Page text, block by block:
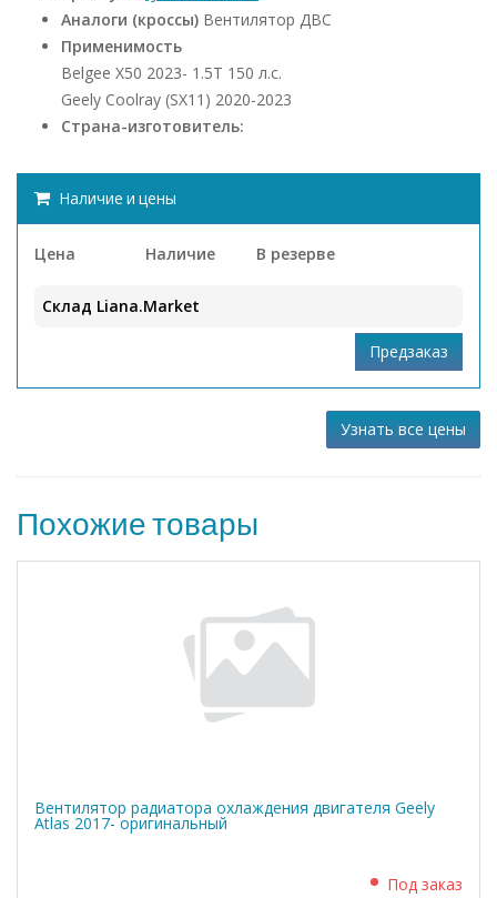
Аналоги (кроссы) Вентилятор ДВС
Применимость
Belgee X50 2023- 1.5Т 150 л.с.
Geely Coolray (SX11) 2020-2023
Страна-изготовитель:
Наличие и цены
Цена Наличие В резерве
Склад Liana.Market
Узнать все цены
Похожие товары
Вентилятор радиатора охлаждения двигателя Geely
Atlas 2017- оригинальный
Под заказ